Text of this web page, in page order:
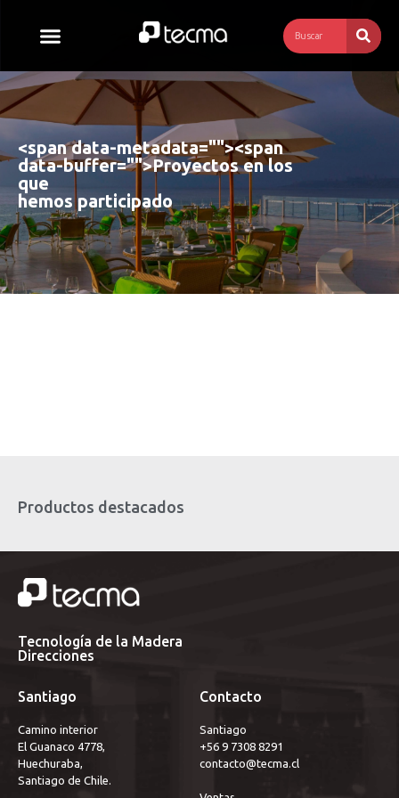
<span data-metadata=""><span
data-buffer="">Proyectos en los
que
hemos participado
Productos destacados
Tecnología de la Madera
Direcciones
Santiago
Camino interior
El Guanaco 4778,
Huechuraba,
Santiago de Chile.
Contacto
Santiago
+56 9 7308 8291
contacto@tecma.cl